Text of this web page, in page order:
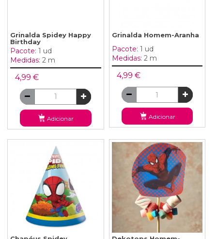
Grinalda Spidey Happy
Birthday
Pacote: 1 ud
Medidas: 2 m
4,99 €
Adicionar
Grinalda Homem-Aranha
Pacote: 1 ud
Medidas: 2 m
4,99 €
Adicionar